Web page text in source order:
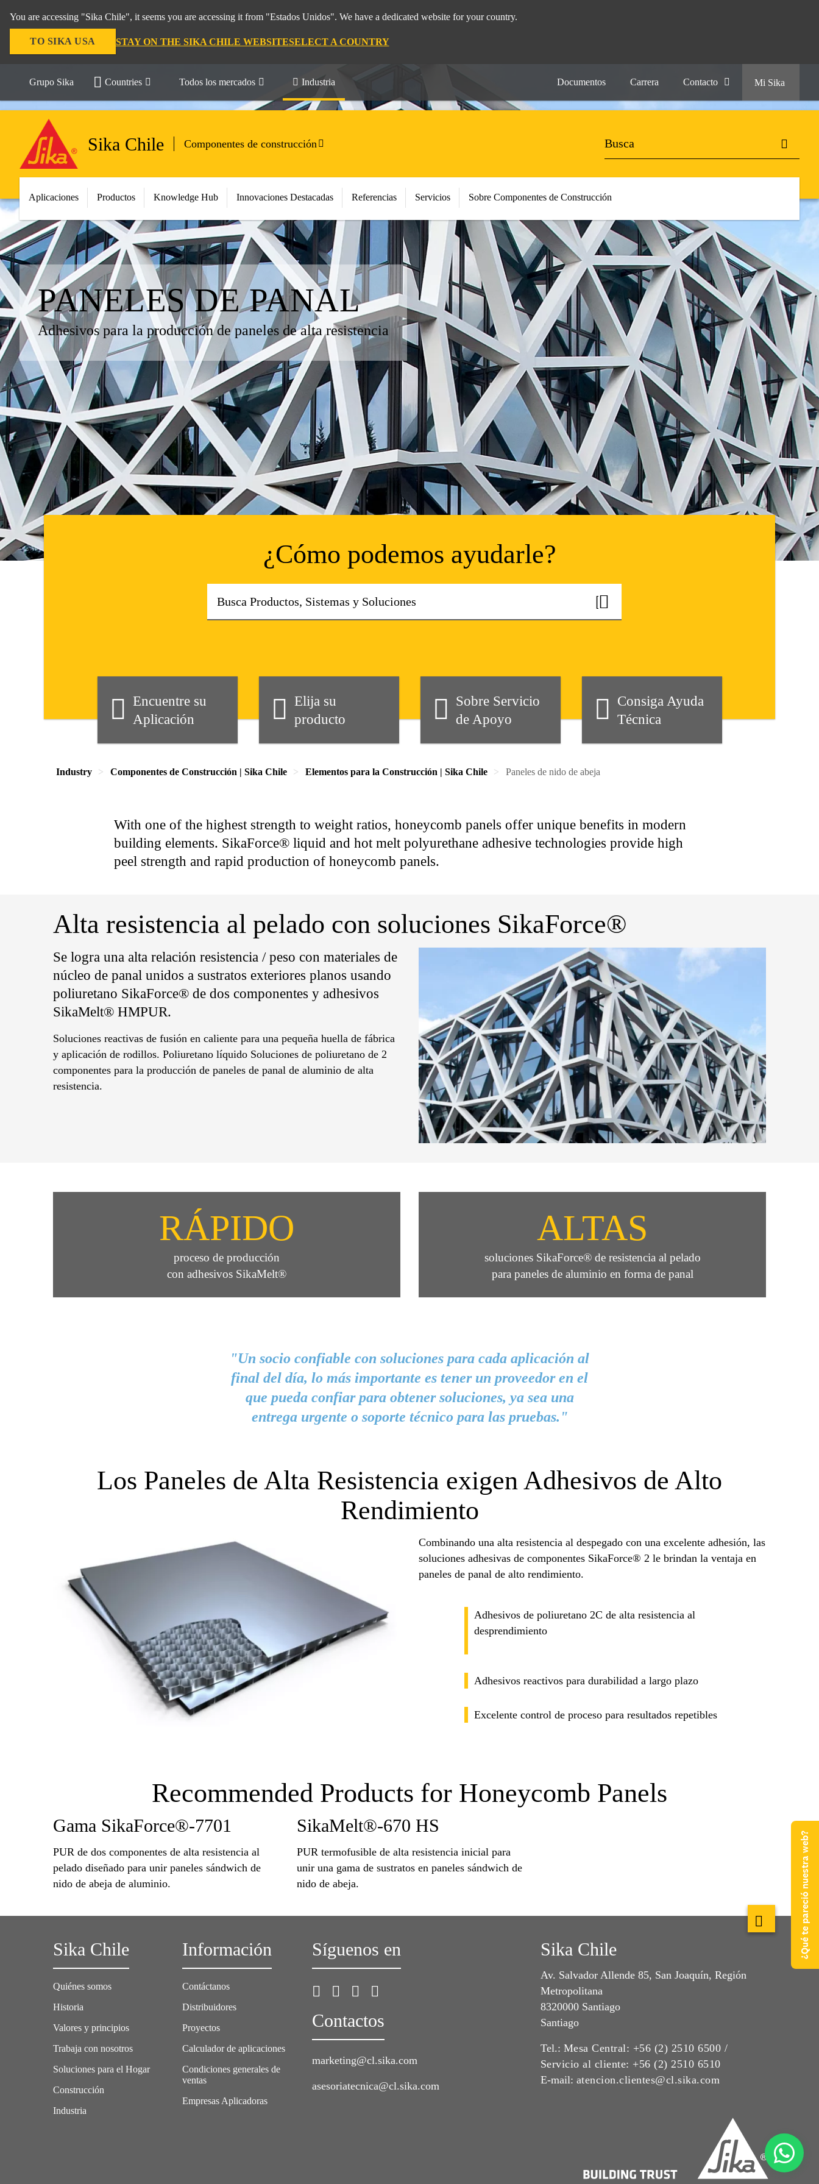
You are accessing "Sika Chile", it seems you are accessing it from "Estados Unidos". We have a dedicated website for your country.
TO SIKA USA STAY ON THE SIKA CHILE WEBSITESELECT A COUNTRY
Grupo Sika Countries Todos los mercados Industria Documentos Carrera Contacto Mi Sika
Sika Chile Componentes de construcción
Aplicaciones Productos Knowledge Hub Innovaciones Destacadas Referencias Servicios Sobre Componentes de Construcción
PANELES DE PANAL
Adhesivos para la producción de paneles de alta resistencia
¿Cómo podemos ayudarle?
Encuentre su
Aplicación
Elija su
producto
Sobre Servicio
de Apoyo
Consiga Ayuda
Técnica
Industry Componentes de Construcción | Sika Chile Elementos para la Construcción | Sika Chile Paneles de nido de abeja
With one of the highest strength to weight ratios, honeycomb panels offer unique benefits in modern
building elements. SikaForce® liquid and hot melt polyurethane adhesive technologies provide high
peel strength and rapid production of honeycomb panels.
Alta resistencia al pelado con soluciones SikaForce®
Se logra una alta relación resistencia / peso con materiales de
núcleo de panal unidos a sustratos exteriores planos usando
poliuretano SikaForce® de dos componentes y adhesivos
SikaMelt® HMPUR.
Soluciones reactivas de fusión en caliente para una pequeña huella de fábrica
y aplicación de rodillos. Poliuretano líquido Soluciones de poliuretano de 2
componentes para la producción de paneles de panal de aluminio de alta
resistencia.
RÁPIDO
proceso de producción
con adhesivos SikaMelt®
ALTAS
soluciones SikaForce® de resistencia al pelado
para paneles de aluminio en forma de panal
"Un socio confiable con soluciones para cada aplicación al
final del día, lo más importante es tener un proveedor en el
que pueda confiar para obtener soluciones, ya sea una
entrega urgente o soporte técnico para las pruebas."
Los Paneles de Alta Resistencia exigen Adhesivos de Alto
Rendimiento
Combinando una alta resistencia al despegado con una excelente adhesión, las
soluciones adhesivas de componentes SikaForce® 2 le brindan la ventaja en
paneles de panal de alto rendimiento.
Adhesivos de poliuretano 2C de alta resistencia al
desprendimiento
Adhesivos reactivos para durabilidad a largo plazo
Excelente control de proceso para resultados repetibles
Recommended Products for Honeycomb Panels
Gama SikaForce®-7701
PUR de dos componentes de alta resistencia al
pelado diseñado para unir paneles sándwich de
nido de abeja de aluminio.
SikaMelt®-670 HS
PUR termofusible de alta resistencia inicial para
unir una gama de sustratos en paneles sándwich de
nido de abeja.
Sika Chile
Quiénes somos
Historia
Valores y principios
Trabaja con nosotros
Soluciones para el Hogar
Construcción
Industria
Información
Contáctanos
Distribuidores
Proyectos
Calculador de aplicaciones
Condiciones generales de
ventas
Empresas Aplicadoras
Síguenos en
Contactos
marketing@cl.sika.com
asesoriatecnica@cl.sika.com
Sika Chile
Av. Salvador Allende 85, San Joaquín, Región
Metropolitana
8320000 Santiago
Santiago
Tel.: Mesa Central: +56 (2) 2510 6500 /
Servicio al cliente: +56 (2) 2510 6510
E-mail: atencion.clientes@cl.sika.com
¿Qué te pareció nuestra web?